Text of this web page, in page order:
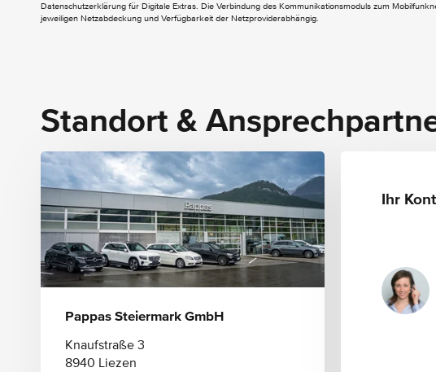
Innenhimmel Stoff kristallgrau
Datenschutzerklärung für Digitale Extras. Die Verbindung des Kommunikationsmoduls zum
jeweiligen Netzabdeckung und Verfügbarkeit der Netzproviderabhängig.
Standort &
Pappas Steiermark GmbH
Knaufstraße 3
8940 Liezen
Ihr